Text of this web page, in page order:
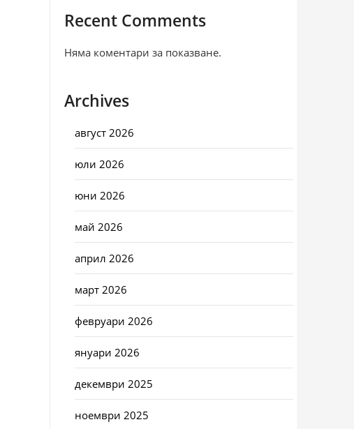
Recent Comments
Няма коментари за показване.
Archives
август 2026
юли 2026
юни 2026
май 2026
април 2026
март 2026
февруари 2026
януари 2026
декември 2025
ноември 2025